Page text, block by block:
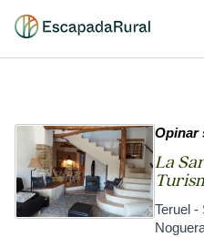
Opinar
La
Teruel -